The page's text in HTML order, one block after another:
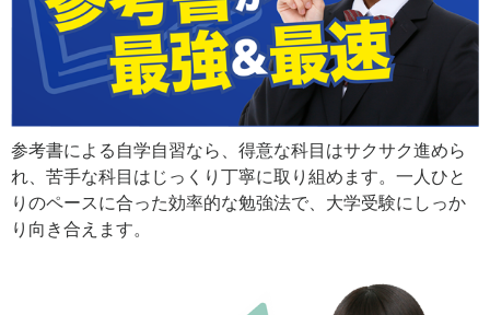
参考書による自学自習なら、得意な科目はサクサク進めら
れ、苦手な科目はじっくり丁寧に取り組めます。一人ひと
りのペースに合った効率的な勉強法で、大学受験にしっか
り向き合えます。